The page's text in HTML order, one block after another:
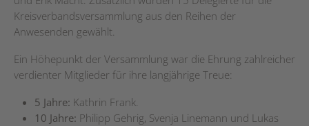
Kreisverbandsversammlung aus den Reihen der
Anwesenden gewählt.
Ein Höhepunkt der Versammlung war die Ehrung zahlreicher
verdienter Mitglieder für ihre langjährige Treue:
5 Jahre: Kathrin Frank.
10 Jahre: Philipp Gehrig, Svenja Linemann und Lukas